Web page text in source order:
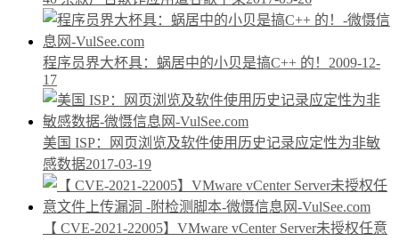
程序员界大杯具：蜗居中的小贝是搞C++ 的！ 2009-12-
17
美国 ISP：网页浏览及软件使用历史记录应定性为非敏
感数据2017-03-19
【 CVE-2021-22005】VMware vCenter Server未授权任意